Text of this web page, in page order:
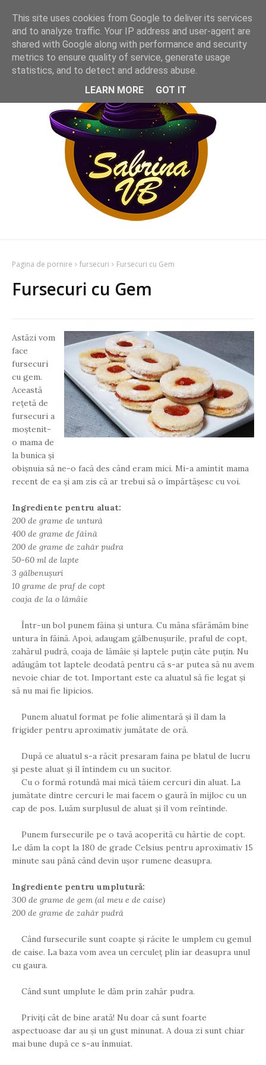
Pagina de pornire fursecuri Fursecuri cu Gem
Fursecuri cu Gem
Astăzi vom
face
fursecuri
cu gem.
Această
rețetă de
fursecuri a
moștenit-
o mama de
la bunica și
obișnuia să ne-o facă des când eram mici. Mi-a amintit mama
recent de ea și am zis că ar trebui să o împărtășesc cu voi.
Ingrediente pentru aluat:
200 de grame de untură
400 de grame de făină
200 de grame de zahăr pudra
50-60 ml de lapte
3 gălbenușuri
10 grame de praf de copt
coaja de la o lămâie
Într-un bol punem făina și untura. Cu mâna sfărâmăm bine
untura în făină. Apoi, adaugam gălbenușurile, praful de copt,
zahărul pudră, coaja de lămâie și laptele puțin câte puțin. Nu
adăugăm tot laptele deodată pentru că s-ar putea să nu avem
nevoie chiar de tot. Important este ca aluatul să fie legat și
să nu mai fie lipicios.
Punem aluatul format pe folie alimentară și îl dam la
frigider pentru aproximativ jumătate de oră.
După ce aluatul s-a răcit presaram faina pe blatul de lucru
și peste aluat și îl întindem cu un sucitor.
Cu o formă rotundă mai mică tăiem cercuri din aluat. La
jumătate dintre cercuri le mai facem o gaură în mijloc cu un
cap de pos. Luăm surplusul de aluat și îl vom reîntinde.
Punem fursecurile pe o tavă acoperită cu hârtie de copt.
Le dăm la copt la 180 de grade Celsius pentru aproximativ 15
minute sau până când devin ușor rumene deasupra.
Ingrediente pentru umplutură:
300 de grame de gem (al meu e de caise)
200 de grame de zahăr pudră
Când fursecurile sunt coapte și răcite le umplem cu gemul
de caise. La baza vom avea un cerculeț plin iar deasupra unul
cu gaura.
Când sunt umplute le dăm prin zahăr pudra.
Priviți cât de bine arată! Nu doar că sunt foarte
aspectuoase dar au și un gust minunat. A doua zi sunt chiar
mai bune după ce s-au înmuiat.
This site uses cookies from Google to deliver its services
and to analyze traffic. Your IP address and user-agent are
shared with Google along with performance and security
metrics to ensure quality of service, generate usage
statistics, and to detect and address abuse.
LEARN MORE
GOT IT